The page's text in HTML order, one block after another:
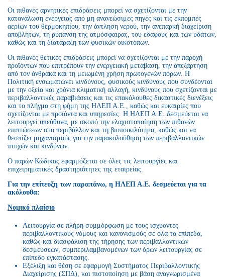
Οι πιθανές αρνητικές επιδράσεις μπορεί να σχετίζονται με την
κατανάλωση ενέργειας από μη ανανεώσιμες πηγές και τις εκπομπές
αερίων του θερμοκηπίου, την άντληση νερού, την ανεπαρκή διαχείριση
αποβλήτων, τη ρύπανση της ατμόσφαιρας, του εδάφους και των υδάτων,
καθώς και τη διατάραξη των φυσικών οικοτόπων.
Οι πιθανές θετικές επιδράσεις μπορεί να σχετίζονται με την παροχή
προϊόντων που επιτρέπουν την ενεργειακή μετάβαση, την απεξάρτηση
από τον άνθρακα και τη μειωμένη χρήση πρωτογενών πόρων. Η
Πολιτική ενσωματώνει κινδύνους, φυσικούς κινδύνους που συνδέονται
με την οξεία και χρόνια κλιματική αλλαγή, κινδύνους που σχετίζονται με
περιβαλλοντικές παραβιάσεις και τις επακόλουθες δικαστικές διενέξεις
και το πλήγμα στη φήμη της ΗΛΕΠ Α.Ε., καθώς και ευκαιρίες που
σχετίζονται με προϊόντα και υπηρεσίες. Η ΗΛΕΠ Α.Ε. δεσμεύεται να
λειτουργεί υπεύθυνα, με σκοπό την ελαχιστοποίηση των πιθανών
επιπτώσεων στο περιβάλλον και τη βιοποικιλότητα, καθώς και να
θεσπίζει μηχανισμούς για την παρακολούθηση των περιβαλλοντικών
πτυχών και κινδύνων.
Ο παρών Κώδικας εφαρμόζεται σε όλες τις λειτουργίες και
επιχειρηματικές δραστηριότητες της εταιρείας.
Για την επίτευξη των παραπάνω, η ΗΛΕΠ Α.Ε. δεσμεύεται για τα
ακόλουθα:
Νομικό πλαίσιο
Λειτουργία σε πλήρη συμμόρφωση με τους ισχύοντες
περιβαλλοντικούς νόμους και κανονισμούς σε όλα τα επίπεδα,
καθώς και διασφάλιση της τήρησης των περιβαλλοντικών
δεσμεύσεων, συμπεριλαμβανομένων των όρων λειτουργίας σε
επίπεδο εγκατάστασης.
Εξέλιξη και θέση σε εφαρμογή Συστήματος Περιβαλλοντικής
Διαχείρισης (ΣΠΔ), και πιστοποίηση με βάση αναγνωρισμένα